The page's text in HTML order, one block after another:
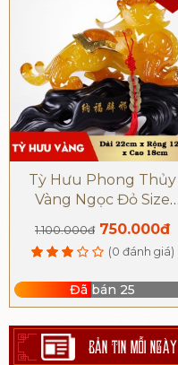
Tỳ Hưu Phong Thủy
Vàng Ngọc Đỏ Size
22cm
1.100.000đ 750.000đ
(0 đánh giá)
Đã bán 25
BẢN TIN MỖI NGÀY